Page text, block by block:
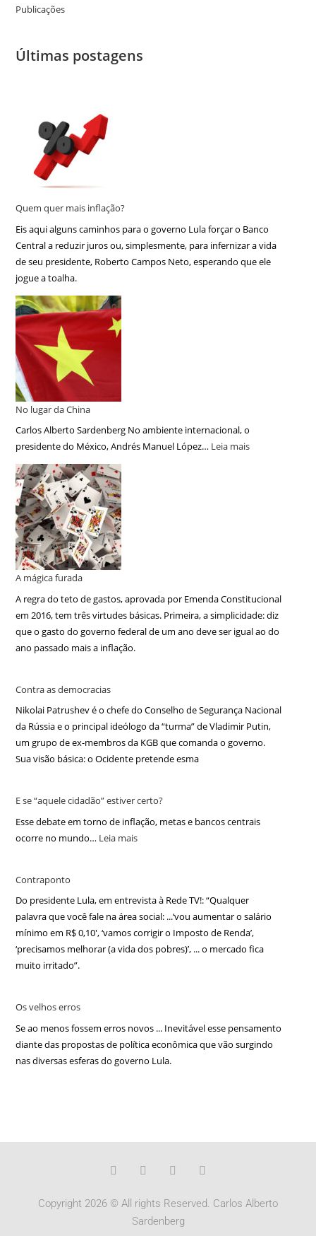
Publicações
Últimas postagens
Quem quer mais inflação?
Eis aqui alguns caminhos para o governo Lula forçar o Banco
Central a reduzir juros ou, simplesmente, para infernizar a vida
de seu presidente, Roberto Campos Neto, esperando que ele
jogue a toalha.
No lugar da China
Carlos Alberto Sardenberg No ambiente internacional, o
presidente do México, Andrés Manuel López… Leia mais
A mágica furada
A regra do teto de gastos, aprovada por Emenda Constitucional
em 2016, tem três virtudes básicas. Primeira, a simplicidade: diz
que o gasto do governo federal de um ano deve ser igual ao do
ano passado mais a inflação.
Contra as democracias
Nikolai Patrushev é o chefe do Conselho de Segurança Nacional
da Rússia e o principal ideólogo da “turma” de Vladimir Putin,
um grupo de ex-membros da KGB que comanda o governo.
Sua visão básica: o Ocidente pretende esma
E se “aquele cidadão” estiver certo?
Esse debate em torno de inflação, metas e bancos centrais
ocorre no mundo… Leia mais
Contraponto
Do presidente Lula, em entrevista à Rede TV!: “Qualquer
palavra que você fale na área social: ...‘vou aumentar o salário
mínimo em R$ 0,10′, ‘vamos corrigir o Imposto de Renda’,
‘precisamos melhorar (a vida dos pobres)’, ... o mercado fica
muito irritado”.
Os velhos erros
Se ao menos fossem erros novos ... Inevitável esse pensamento
diante das propostas de política econômica que vão surgindo
nas diversas esferas do governo Lula.
Copyright 2026 © All rights Reserved. Carlos Alberto
Sardenberg